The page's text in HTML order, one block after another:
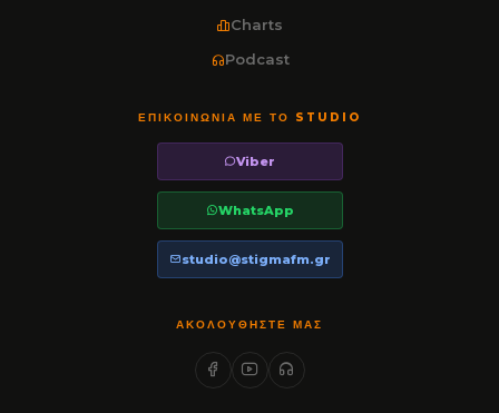
Charts
Podcast
ΕΠΙΚΟΙΝΩΝΊΑ ΜΕ ΤΟ STUDIO
Viber
WhatsApp
studio@stigmafm.gr
ΑΚΟΛΟΥΘΉΣΤΕ ΜΑΣ